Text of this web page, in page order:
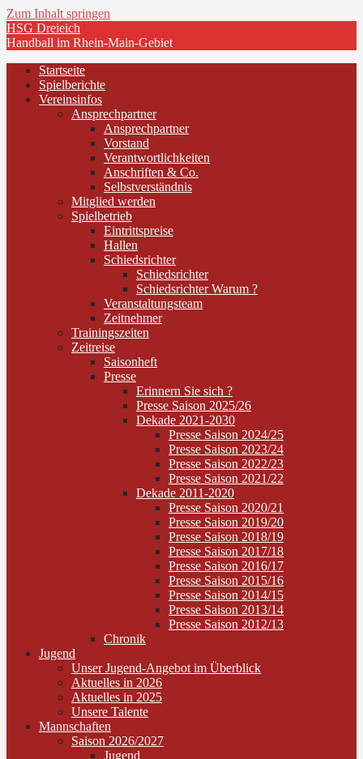
Zum Inhalt springen
HSG Dreieich
Handball im Rhein-Main-Gebiet
Startseite
Spielberichte
Vereinsinfos
Ansprechpartner
Ansprechpartner
Vorstand
Verantwortlichkeiten
Anschriften & Co.
Selbstverständnis
Mitglied werden
Spielbetrieb
Eintrittspreise
Hallen
Schiedsrichter
Schiedsrichter
Schiedsrichter Warum ?
Veranstaltungsteam
Zeitnehmer
Trainingszeiten
Zeitreise
Saisonheft
Presse
Erinnern Sie sich ?
Presse Saison 2025/26
Dekade 2021-2030
Presse Saison 2024/25
Presse Saison 2023/24
Presse Saison 2022/23
Presse Saison 2021/22
Dekade 2011-2020
Presse Saison 2020/21
Presse Saison 2019/20
Presse Saison 2018/19
Presse Saison 2017/18
Presse Saison 2016/17
Presse Saison 2015/16
Presse Saison 2014/15
Presse Saison 2013/14
Presse Saison 2012/13
Chronik
Jugend
Unser Jugend-Angebot im Überblick
Aktuelles in 2026
Aktuelles in 2025
Unsere Talente
Mannschaften
Saison 2026/2027
Jugend